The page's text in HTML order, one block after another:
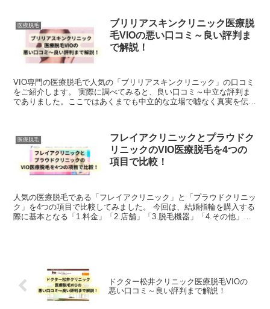
医療脱毛
ブリリアスキンクリニック医療脱
毛VIOの悪い口コミ～良い評判ま
で解説！
VIO専門の医療脱毛で人気の「ブリリアスキンクリニック」の口コミ
をご紹介します。 実際に調べてみると、良い口コミ～中立な評判ま
でありました。ここではあくまでも中立的な立場で嘘なく真実を伝え
医療脱毛
フレイアクリニックとプラウドク
リニックのVIO医療脱毛を4つの
項目で比較！
人気の医療脱毛である「フレイアクリニック」と「プラウドクリニッ
ク」を4つの項目で比較してみました。 今回は、結婚指輪を購入する
際に基本となる「1.料金」「2.店舗」「3.脱毛機器」「4.その他」を
ドクター松井クリニック医療脱毛VIOの
悪い口コミ～良い評判まで解説！